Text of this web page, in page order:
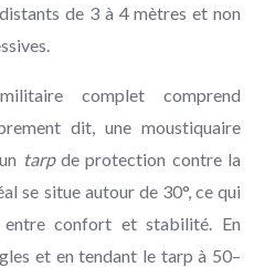
de 3 à 4 mètres et non
complet comprend
dit, une moustiquaire
tarpde protection contre la
se situe autour de 30°, ce qui
confort et stabilité. En
et en tendant le tarp à 50–